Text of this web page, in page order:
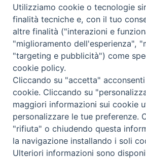
Scrivici
Copyright © 2019 - Tutti i
Trentina Editrice
Privacy Policy
Utilizziamo cookie o tecnologie
finalità tecniche e, con il tuo
altre finalità ("interazioni e
"miglioramento dell'esperienza",
"targeting e pubblicità") come
cookie policy.
Cliccando su "accetta"
cookie. Cliccando su
maggiori informazioni sui cookie
personalizzare le tue preferenze.
"rifiuta" o chiudendo questa
la navigazione installando i soli
Ulteriori informazioni sono